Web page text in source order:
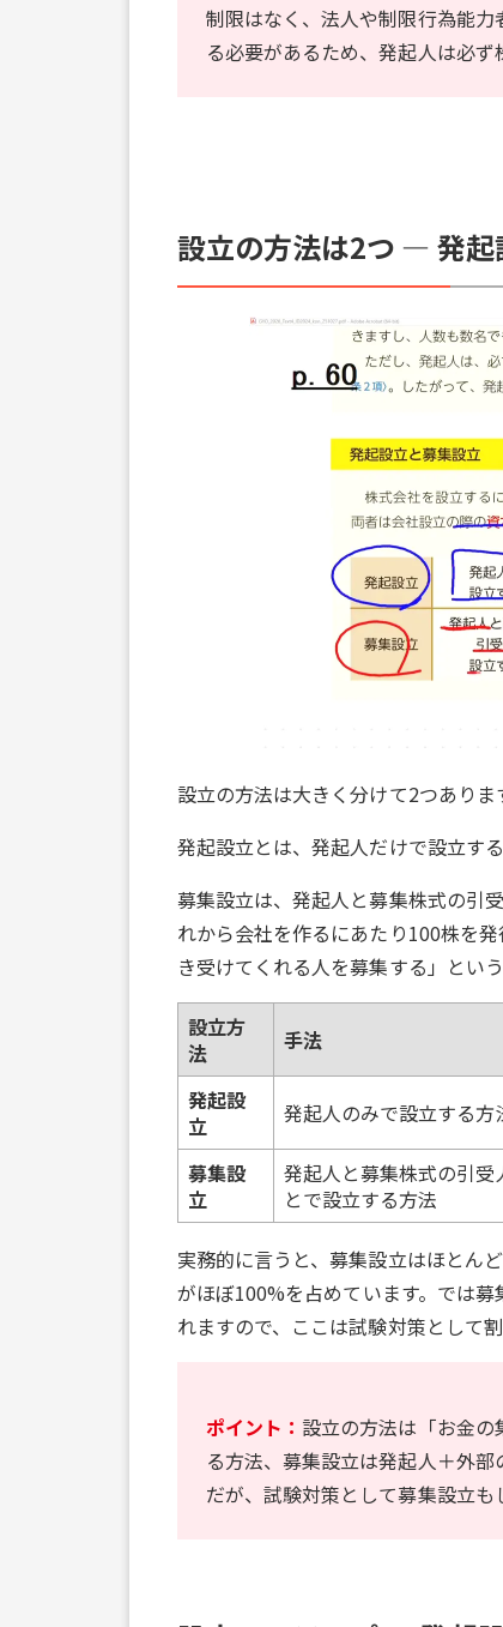
制限はなく、法人や制限行為能
る必要があるため、発起人は必ず
設立の方法は2つ ― 発起
設立の方法は大きく分けて2つありま
発起設立とは、発起人だけで設立す
募集設立は、発起人と募集株式の引
れから会社を作るにあたり100株を
き受けてくれる人を募集する」という
設立方
法
手法
発起設
立
発起人のみで設立する方
募集設
立
発起人と募集株式の引受
とで設立する方法
実務的に言うと、募集設立はほとん
がほぼ100%を占めています。では
れますので、ここは試験対策として
ポイント： 設立の方法は「お金
る方法、募集設立は発起人＋外
だが、試験対策として募集設立も